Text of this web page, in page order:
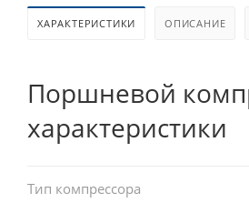
ХАРАКТЕРИСТИКИ ОПИСАНИЕ
Поршневой
характеристики
Тип компрессора